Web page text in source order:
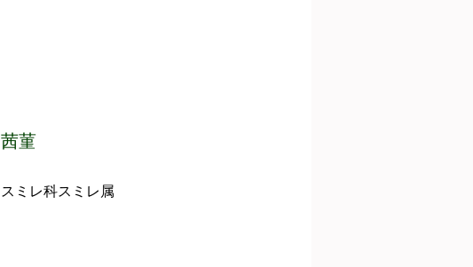
茜菫
スミレ科スミレ属